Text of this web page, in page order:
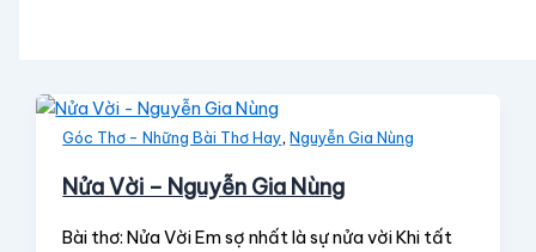
Góc Thơ - Những Bài Thơ Hay,Nguyễn Gia Nùng
Nửa Vời – Nguyễn Gia Nùng
Bài thơ: Nửa Vời Em sợ nhất là sự nửa vời Khi tất